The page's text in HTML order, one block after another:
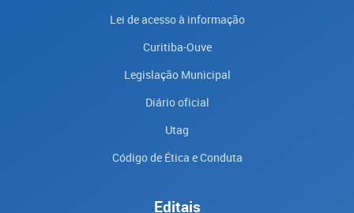
Lei de acesso à informação
Curitiba-Ouve
Legislação Municipal
Diário oficial
Utag
Código de Ética e Conduta
Editais